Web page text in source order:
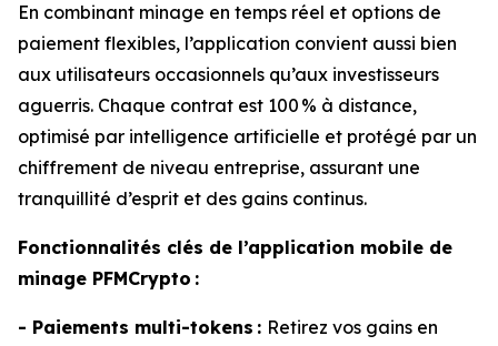
En combinant minage en temps réel et options de
paiement flexibles, l’application convient aussi bien
aux utilisateurs occasionnels qu’aux investisseurs
aguerris. Chaque contrat est 100 % à distance,
optimisé par intelligence artificielle et protégé par un
chiffrement de niveau entreprise, assurant une
tranquillité d’esprit et des gains continus.
Fonctionnalités clés de l’application mobile de
minage PFMCrypto :
- Paiements multi-tokens : Retirez vos gains en